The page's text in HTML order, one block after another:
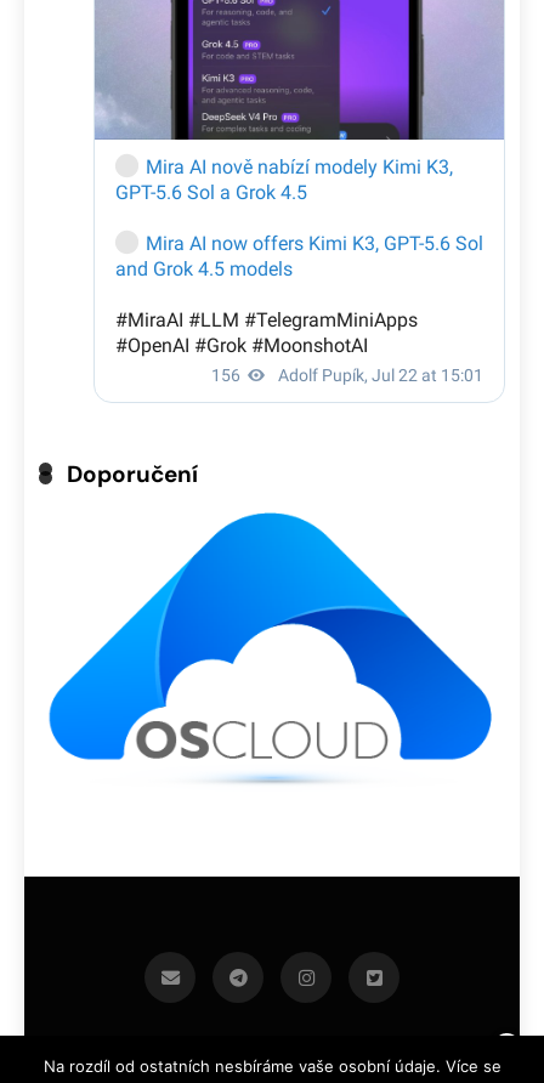
Doporučení
infoek.cz 2026.Developed By BlazeThemes .
Na rozdíl od ostatních nesbíráme vaše osobní údaje. Více se